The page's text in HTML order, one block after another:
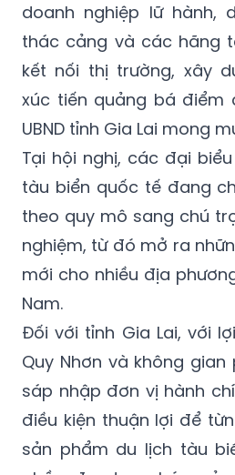
doanh nghiệp lữ hành,
thác cảng và các hãng
kết nối thị trường, xây
xúc tiến quảng bá điểm
UBND tỉnh Gia Lai mong
Tại hội nghị, các đại
tàu biển quốc tế đang
theo quy mô sang chú
nghiệm, từ đó mở ra
mới cho nhiều địa
Nam.
Đối với tỉnh Gia Lai, với
Quy Nhơn và không
sáp nhập đơn vị hành
điều kiện thuận lợi để
sản phẩm du lịch tàu